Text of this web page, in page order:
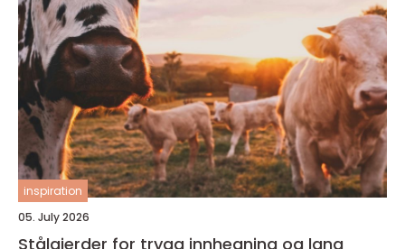
inspiration
05. July 2026
Stålgjerder for trygg innhegning og lang